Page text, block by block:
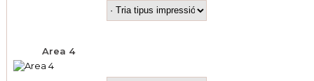
Area 4